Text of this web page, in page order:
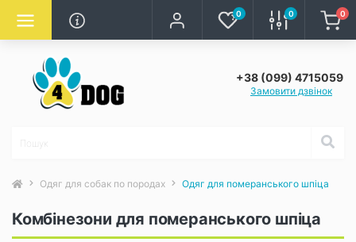
0 0 0
+38 (099) 4715059
Замовити дзвінок
Одяг для собак по породах Одяг для померанського шпіца
Комбінезони для померанського шпіца